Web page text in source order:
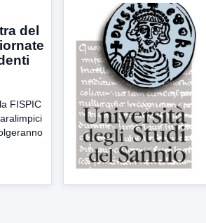
del
FISPIC